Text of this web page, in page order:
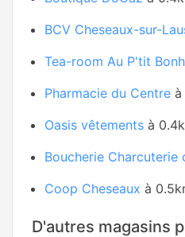
BCV Cheseaux-sur-
Tea-room Au P'tit
Pharmacie du Centre à
Oasis vêtements à
Boucherie Charcuterie
Coop Cheseaux à
D'autres magasins